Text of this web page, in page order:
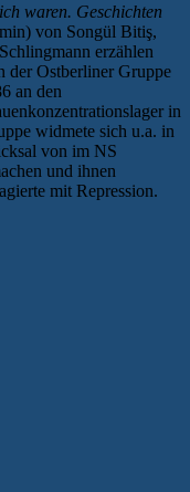
waren. Geschichten
von Songül Bitiş,
erzählen
der Ostberliner Gruppe
an den
in
widmete sich u.a. in
von im NS
und ihnen
mit Repression.